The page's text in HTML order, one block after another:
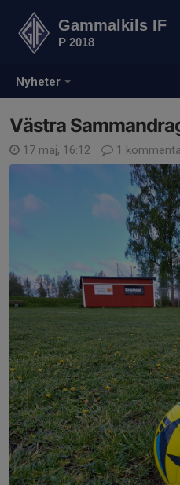
Nyheter
Gammalkils IF
P 2018
Västra
17 maj, 16:12 1